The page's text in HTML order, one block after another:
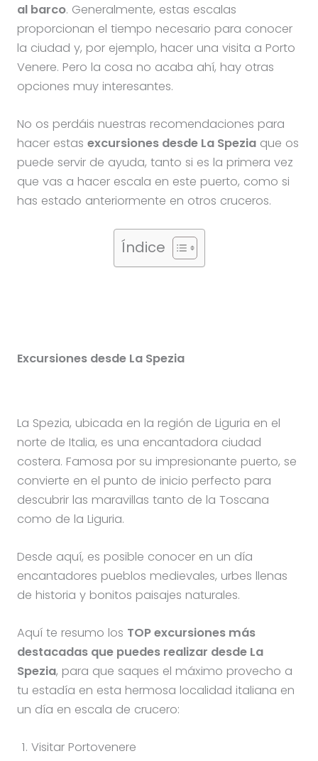
al barco. Generalmente, estas escalas
proporcionan el tiempo necesario para conocer
la ciudad y, por ejemplo, hacer una visita a Porto
Venere. Pero la cosa no acaba ahí, hay otras
opciones muy interesantes.
No os perdáis nuestras recomendaciones para
hacer estas excursiones desde La Speziaque os
puede servir de ayuda, tanto si es la primera vez
que vas a hacer escala en este puerto, como si
has estado anteriormente en otros cruceros.
Índice
Excursiones desde La Spezia
La Spezia, ubicada en la región de Liguria en el
norte de Italia, es una encantadora ciudad
costera. Famosa por su impresionante puerto, se
convierte en el punto de inicio perfecto para
descubrir las maravillas tanto de la Toscana
como de la Liguria.
Desde aquí, es posible conocer en un día
encantadores pueblos medievales, urbes llenas
de historia y bonitos paisajes naturales.
Aquí te resumo los TOP excursiones más
destacadas que puedes realizar desde La
Spezia, para que saques el máximo provecho a
tu estadía en esta hermosa localidad italiana en
un día en escala de crucero:
Visitar Portovenere